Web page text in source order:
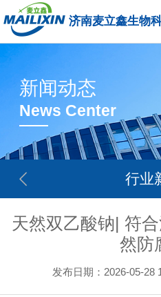
济南麦立鑫生物
新闻动态
News Center
行业
天然双乙酸钠| 符
然防
发布日期：2026-05-28